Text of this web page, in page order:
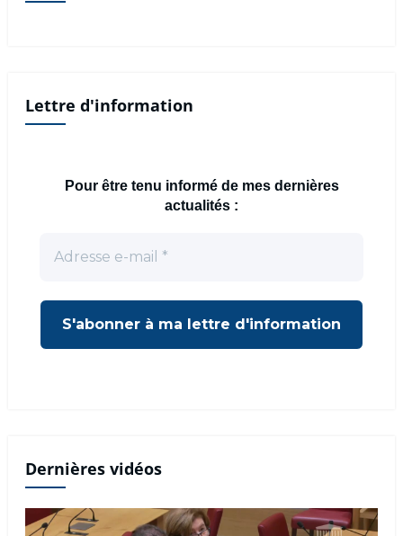
Lettre d'information
Pour être tenu informé de mes dernières
actualités :
Dernières vidéos